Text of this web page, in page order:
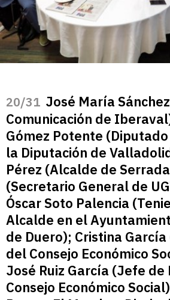
/31 José María
Comunicación de
Gómez Potente
la Diputación de
Pérez (Alcalde de
(Secretario General de
Óscar Soto Palencia
Alcalde en el
de Duero); Cristina
del Consejo Económico
José Ruiz García (Jefe de
Consejo Económico